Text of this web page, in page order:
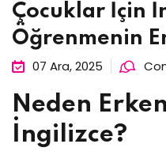
Çocuklar İçin
Öğrenmenin
07 Ara, 2025
Neden
İngilizce?
Remember me